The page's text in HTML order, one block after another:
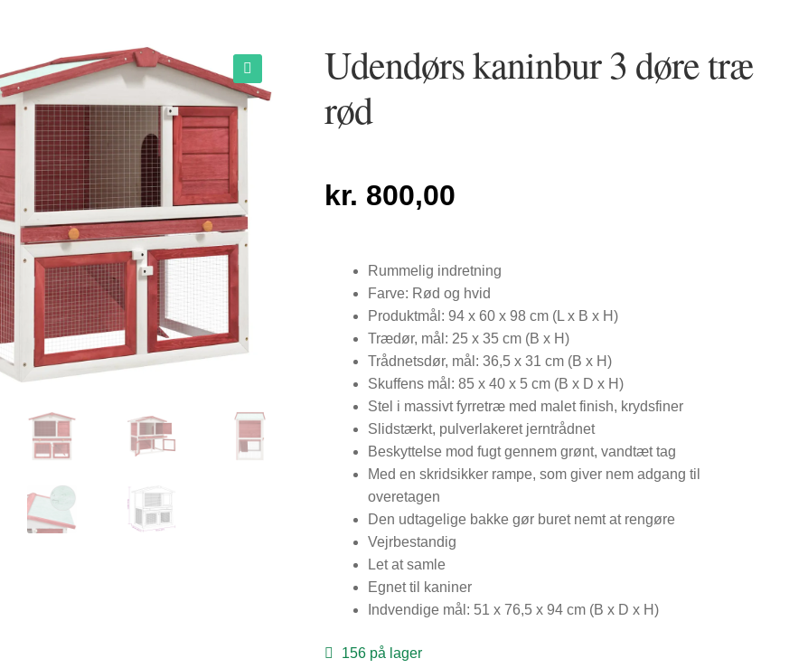
🔍
Warning: Attempt to read property "ID" on null in/var/www/xn--hnsehus-q1a.dk/
Udendørs kaninbur 3 døre træ
rød
kr. 800,00
Rummelig indretning
Farve: Rød og hvid
Produktmål: 94 x 60 x 98 cm (L x B x H)
Trædør, mål: 25 x 35 cm (B x H)
Trådnetsdør, mål: 36,5 x 31 cm (B x H)
Skuffens mål: 85 x 40 x 5 cm (B x D x H)
Stel i massivt fyrretræ med malet finish, krydsfiner
Slidstærkt, pulverlakeret jerntrådnet
Beskyttelse mod fugt gennem grønt, vandtæt tag
Med en skridsikker rampe, som giver nem adgang til
overetagen
Den udtagelige bakke gør buret nemt at rengøre
Vejrbestandig
Let at samle
Egnet til kaniner
Indvendige mål: 51 x 76,5 x 94 cm (B x D x H)
156 på lager